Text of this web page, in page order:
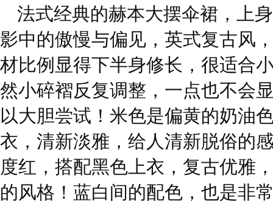
法式经典的赫本大摆伞裙，上
影中的傲慢与偏见，英式复古风
材比例显得下半身修长，很适合
然小碎褶反复调整，一点也不会
以大胆尝试！米色是偏黄的奶油
衣，清新淡雅，给人清新脱俗的
度红，搭配黑色上衣，复古优雅
的风格！蓝白间的配色，也是非